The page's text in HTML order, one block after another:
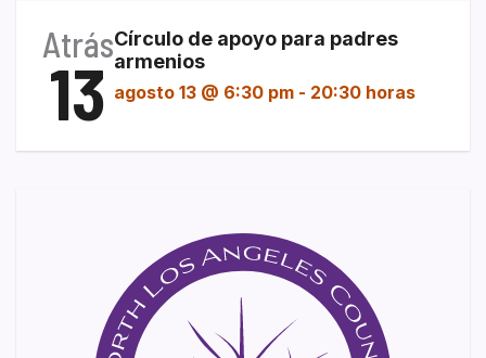
Atrás
13
Círculo de apoyo para padres
armenios
agosto 13 @ 6:30 pm - 20:30 horas